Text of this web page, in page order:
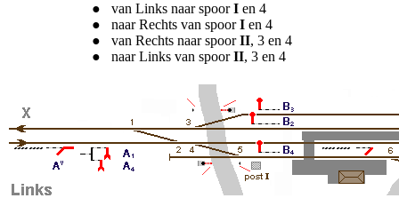
● van Links naar spoorIen 4
● naar Rechts van spoorIen 4
● van Rechts naar spoorII, 3 en 4
● naar Links van spoorII, 3 en 4